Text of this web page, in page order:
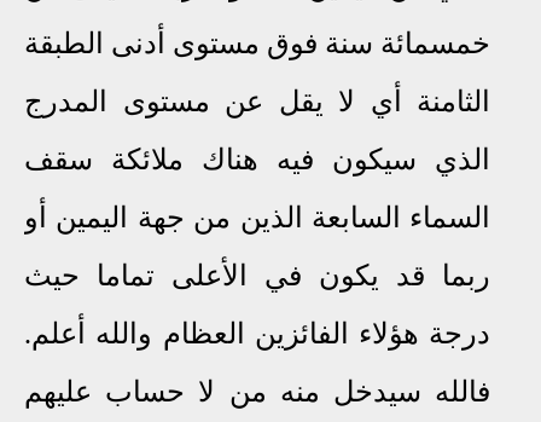
خمسمائة سنة فوق مستوى أدنى الطبقة
الثامنة أي لا يقل عن مستوى المدرج
الذي سيكون فيه هناك ملائكة سقف
السماء السابعة الذين من جهة اليمين
أو
ربما قد يكون في الأعلى تماما حيث
درجة هؤلاء الفائزين العظام والله أعلم.
فالله سيدخل منه من لا حساب عليهم